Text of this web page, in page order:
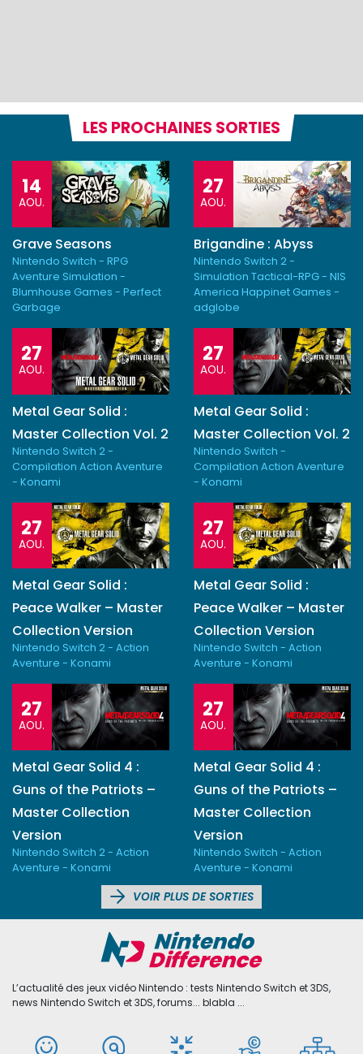
LES PROCHAINES SORTIES
14
AOU.
Grave Seasons
Nintendo Switch - RPG
Aventure Simulation -
Blumhouse Games - Perfect
Garbage
27
AOU.
Brigandine : Abyss
Nintendo Switch 2 -
Simulation Tactical-RPG - NIS
America Happinet Games -
adglobe
27
AOU.
Metal Gear Solid :
Master Collection Vol. 2
Nintendo Switch 2 -
Compilation Action Aventure
- Konami
27
AOU.
Metal Gear Solid :
Master Collection Vol. 2
Nintendo Switch -
Compilation Action Aventure
- Konami
27
AOU.
Metal Gear Solid :
Peace Walker – Master
Collection Version
Nintendo Switch 2 - Action
Aventure - Konami
27
AOU.
Metal Gear Solid :
Peace Walker – Master
Collection Version
Nintendo Switch - Action
Aventure - Konami
27
AOU.
Metal Gear Solid 4 :
Guns of the Patriots –
Master Collection
Version
Nintendo Switch 2 - Action
Aventure - Konami
27
AOU.
Metal Gear Solid 4 :
Guns of the Patriots –
Master Collection
Version
Nintendo Switch - Action
Aventure - Konami
VOIR PLUS DE SORTIES
L’actualité des jeux vidéo Nintendo : tests Nintendo Switch et 3DS,
news Nintendo Switch et 3DS, forums... blabla ...